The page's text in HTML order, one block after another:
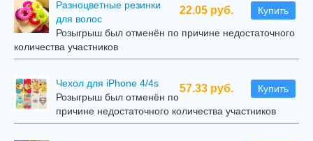
22.05 руб. Купить
Разноцветные резинки
для волос
Розыгрыш был отменён по причине недостаточного
количества участников
57.33 руб. Купить
Чехол для iPhone 4/4s
Розыгрыш был отменён по
причине недостаточного количества участников